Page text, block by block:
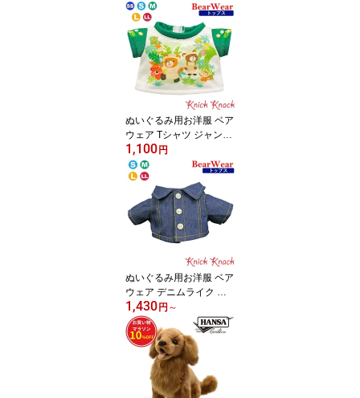
春夏 衣装 コスチュー
ム 着せ替え ぬい服 ぬい
活 ぬい撮り 春夏25 トッ
プス
ぬいぐるみ用お洋服 ベア
ウェア Tシャツ ジャング
ル SS / S / M / L / LL 春
夏 衣装 コスチューム 着
せ替え ぬい服 ぬい活 ぬ
い撮り 春夏24 トップス
1,100 円
ぬいぐるみ用お洋服 ベア
ウェア デニムライク シ
ャツ S / M / L / LL 秋冬
衣装 コスチューム 着せ
替え ぬい服 ぬい活 ぬい
撮り 秋冬23 トップス
1,430 円 ～